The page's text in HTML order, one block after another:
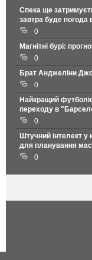
Спека ще
завтра буде погода
0
Магнітні бурі:
0
Брат Анджеліни
0
Найкращий
переходу в
0
Штучний інтелект у
для планування
0